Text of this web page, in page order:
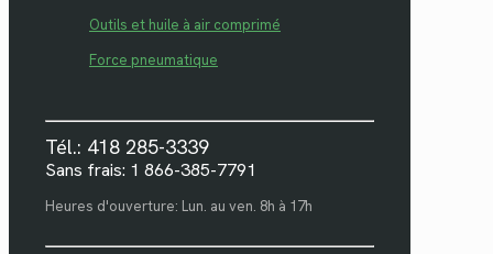
Outils et huile à air comprimé
Force pneumatique
Tél.: 418 285-3339
Sans frais: 1 866-385-7791
Heures d'ouverture: Lun. au ven. 8h à 17h